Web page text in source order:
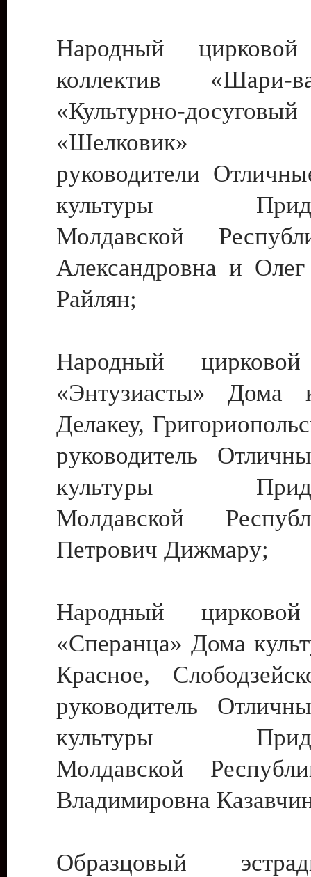
Народный цирковой
коллектив
«Культурно-
«Шелковик»
руководители
культуры
Молдавской
Александровна и
Райлян;
Народный цирковой
«Энтузиасты» Дома
Делакеу,
руководитель
культуры
Молдавской
Петрович Дижмару;
Народный цирковой
«Сперанца» Дома
Красное,
руководитель
культуры
Молдавской
Владимировна
Образцовый